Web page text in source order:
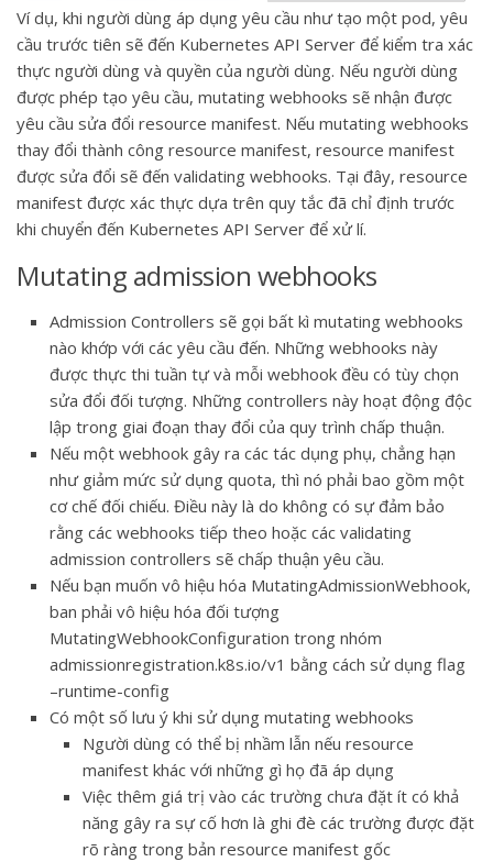
Ví dụ, khi người dùng áp dụng yêu cầu như tạo một pod, yêu
cầu trước tiên sẽ đến Kubernetes API Server để kiểm tra xác
thực người dùng và quyền của người dùng. Nếu người dùng
được phép tạo yêu cầu, mutating webhooks sẽ nhận được
yêu cầu sửa đổi resource manifest. Nếu mutating webhooks
thay đổi thành công resource manifest, resource manifest
được sửa đổi sẽ đến validating webhooks. Tại đây, resource
manifest được xác thực dựa trên quy tắc đã chỉ định trước
khi chuyển đến Kubernetes API Server để xử lí.
Mutating admission webhooks
Admission Controllers sẽ gọi bất kì mutating webhooks
nào khớp với các yêu cầu đến. Những webhooks này
được thực thi tuần tự và mỗi webhook đều có tùy chọn
sửa đổi đối tượng. Những controllers này hoạt động độc
lập trong giai đoạn thay đổi của quy trình chấp thuận.
Nếu một webhook gây ra các tác dụng phụ, chẳng hạn
như giảm mức sử dụng quota, thì nó phải bao gồm một
cơ chế đối chiếu. Điều này là do không có sự đảm bảo
rằng các webhooks tiếp theo hoặc các validating
admission controllers sẽ chấp thuận yêu cầu.
Nếu bạn muốn vô hiệu hóa MutatingAdmissionWebhook,
ban phải vô hiệu hóa đối tượng
MutatingWebhookConfiguration trong nhóm
admissionregistration.k8s.io/v1 bằng cách sử dụng flag
–runtime-config
Có một số lưu ý khi sử dụng mutating webhooks
Người dùng có thể bị nhầm lẫn nếu resource
manifest khác với những gì họ đã áp dụng
Việc thêm giá trị vào các trường chưa đặt ít có khả
năng gây ra sự cố hơn là ghi đè các trường được đặt
rõ ràng trong bản resource manifest gốc